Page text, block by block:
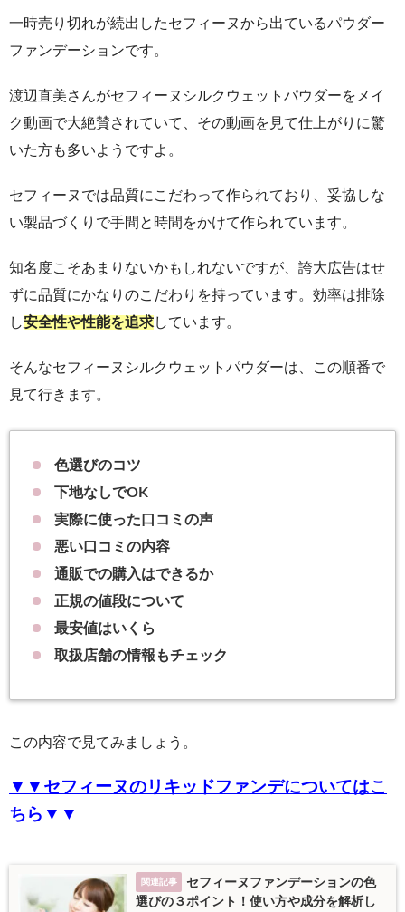
一時売り切れが続出したセフィーヌから出ているパウダー
ファンデーションです。
渡辺直美さんがセフィーヌシルクウェットパウダーをメイ
ク動画で大絶賛されていて、その動画を見て仕上がりに驚
いた方も多いようですよ。
セフィーヌでは品質にこだわって作られており、妥協しな
い製品づくりで手間と時間をかけて作られています。
知名度こそあまりないかもしれないですが、誇大広告はせ
ずに品質にかなりのこだわりを持っています。効率は排除
し安全性や性能を追求しています。
そんなセフィーヌシルクウェットパウダーは、この順番で
見て行きます。
色選びのコツ
下地なしでOK
実際に使った口コミの声
悪い口コミの内容
通販での購入はできるか
正規の値段について
最安値はいくら
取扱店舗の情報もチェック
この内容で見てみましょう。
▼▼セフィーヌのリキッドファンデについてはこ
ちら▼▼
セフィーヌファンデーションの色
選びの３ポイント！使い方や成分を解析し